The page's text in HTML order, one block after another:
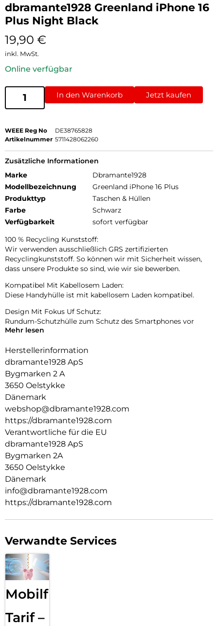
dbramante1928 Greenland iPhone 16
Plus Night Black
19,90 €
inkl. MwSt.
Online verfügbar
In den Warenkorb Jetzt kaufen
WEEE Reg No
DE38765828
Artikelnummer 5711428062260
Zusätzliche Informationen
Marke
Dbramante1928
Modellbezeichnung
Greenland iPhone 16 Plus
Produkttyp
Taschen & Hüllen
Farbe
Schwarz
Verfügbarkeit
sofort verfügbar
100 % Recycling Kunststoff:
Wir verwenden ausschließlich GRS zertifizierten
Recyclingkunststoff. So können wir mit Sicherheit wissen,
dass unsere Produkte so sind, wie wir sie bewerben.
Kompatibel Mit Kabellosem Laden:
Diese Handyhülle ist mit kabellosem Laden kompatibel.
Design Mit Fokus Uf Schutz:
Rundum-Schutzhülle zum Schutz des Smartphones vor
Beschädigungen.
Mehr lesen
Herstellerinformation
dbramante1928 ApS
Bygmarken 2 A
3650 Oelstykke
Dänemark
webshop@dbramante1928.com
https://dbramante1928.com
Verantwortliche für die EU
dbramante1928 ApS
Bygmarken 2A
3650 Oelstykke
Dänemark
info@dbramante1928.com
https://dbramante1928.com
Verwandte Services
Mobilfunk
Tarif –